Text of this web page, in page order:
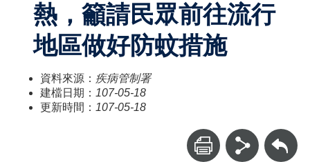
熱，籲請民眾前往流行
地區做好防蚊措施
資料來源： 疾病管制署
建檔日期： 107-05-18
更新時間： 107-05-18
回上一頁